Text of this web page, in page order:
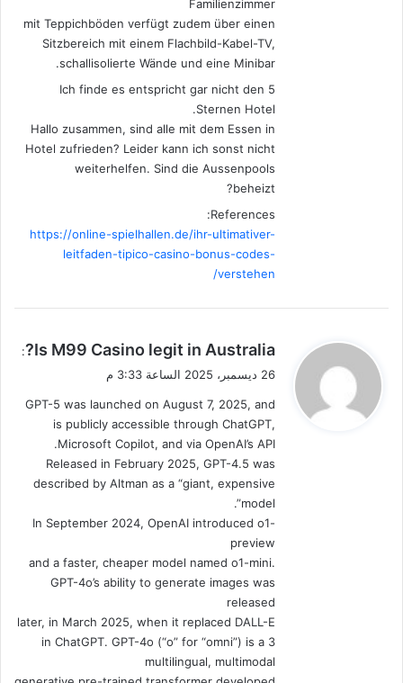
Familienzimmer
mit Teppichböden verfügt zudem über einen
Sitzbereich mit einem Flachbild-Kabel-TV,
schallisolierte Wände und eine Minibar.
Ich finde es entspricht gar nicht den 5
Sternen Hotel.
Hallo zusammen, sind alle mit dem Essen in
Hotel zufrieden? Leider kann ich sonst nicht
weiterhelfen. Sind die Aussenpools
beheizt?
References:
https://online-spielhallen.de/ihr-ultimativer-
leitfaden-tipico-casino-bonus-codes-
verstehen/
ي
ق
ل
Is M99 Casino legit in Australia?
:
26 ديسمبر، 2025 الساعة 3:33 م
GPT-5 was launched on August 7, 2025, and
is publicly accessible through ChatGPT,
Microsoft Copilot, and via OpenAI’s API.
Released in February 2025, GPT-4.5 was
described by Altman as a “giant, expensive
model”.
In September 2024, OpenAI introduced o1-
preview
and a faster, cheaper model named o1-mini.
GPT-4o’s ability to generate images was
released
later, in March 2025, when it replaced DALL-E
3 in ChatGPT. GPT-4o (“o” for “omni”) is a
multilingual, multimodal